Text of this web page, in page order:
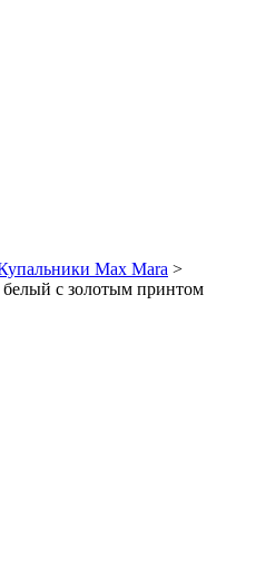
Max Mara >
с золотым принтом